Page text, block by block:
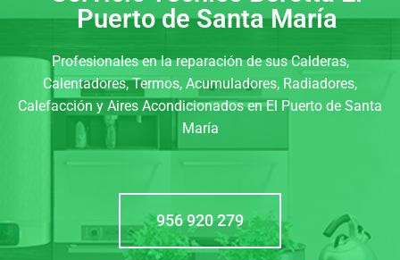
Puerto de Santa María
Profesionales en la reparación de sus Calderas,
Calentadores, Termos, Acumuladores, Radiadores,
Calefacción y Aires Acondicionados en El Puerto de Santa
María
956 920 279